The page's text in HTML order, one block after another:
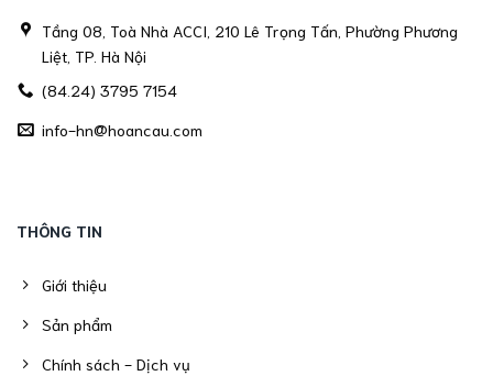
Tầng 08, Toà Nhà ACCI, 210 Lê Trọng Tấn, Phường Phương
Liệt, TP. Hà Nội
(84.24) 3795 7154
info-hn@hoancau.com
THÔNG TIN
Giới thiệu
Sản phẩm
Chính sách - Dịch vụ